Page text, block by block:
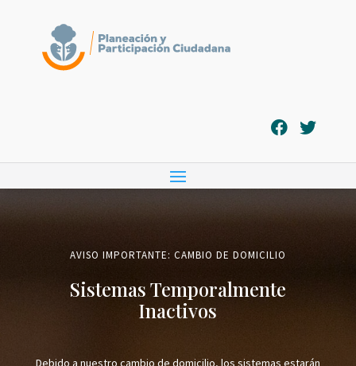
AVISO IMPORTANTE: CAMBIO DE DOMICILIO
Sistemas Temporalmente
Inactivos
Debido a nuestro cambio de domicilio, los sistemas estarán